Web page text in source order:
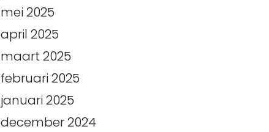
mei 2025
april 2025
maart 2025
februari 2025
januari 2025
december 2024